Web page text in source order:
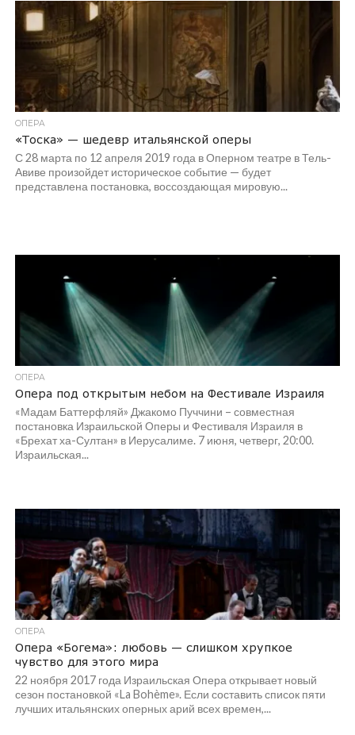
ОПЕРА
«Тоска» — шедевр итальянской оперы
С 28 марта по 12 апреля 2019 года в Оперном театре в Тель-
Авиве произойдет историческое событие — будет
представлена постановка, воссоздающая мировую...
ОПЕРА
Опера под открытым небом на Фестивале Израиля
«Мадам Баттерфляй» Джакомо Пуччини – совместная
постановка Израильской Оперы и Фестиваля Израиля в
«Брехат ха-Султан» в Иерусалиме. 7 июня, четверг, 20:00.
Израильская...
ОПЕРА
Опера «Богема»: любовь — слишком хрупкое
чувство для этого мира
22 ноября 2017 года Израильская Опера открывает новый
сезон постановкой «La Bohème». Если составить список пяти
лучших итальянских оперных арий всех времен,...